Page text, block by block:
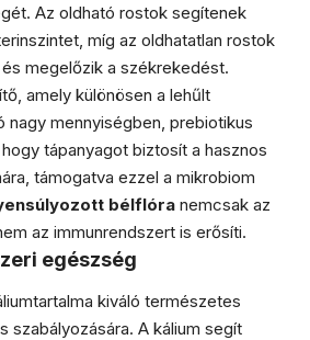
Az oldható rostok segítenek
míg az oldhatatlan rostok
megelőzik a székrekedést.
amely különösen a lehűlt
nagy mennyiségben, prebiotikus
tápanyagot biztosít a hasznos
támogatva ezzel a mikrobiom
bélflóra nemcsak az
az immunrendszert is erősíti.
egészség
kiváló természetes
szabályozására. A kálium segít